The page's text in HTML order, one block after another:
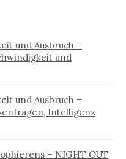
und Ausbruch –
und
und Ausbruch –
Intelligenz
– NIGHT OUT